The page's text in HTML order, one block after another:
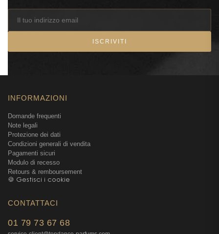
ISCRIVITI
INFORMAZIONI
Domande frequenti
Note legali
Protezione dei dati
Condizioni generali di vendita
Pagamenti sicuri
Modulo di recesso
Retours & remboursement
🍪 Gestisci i cookie
CONTATTACI
01 79 73 67 68